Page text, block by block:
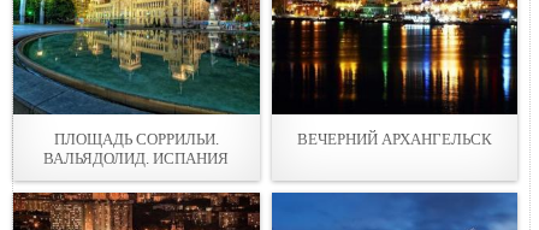
ПЛОЩАДЬ СОРРИЛЬИ.
ВАЛЬЯДОЛИД. ИСПАНИЯ
ВЕЧЕРНИЙ АРХАНГЕЛЬСК